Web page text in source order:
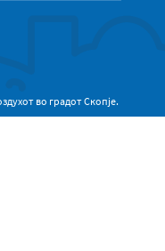
во градот Скопје.